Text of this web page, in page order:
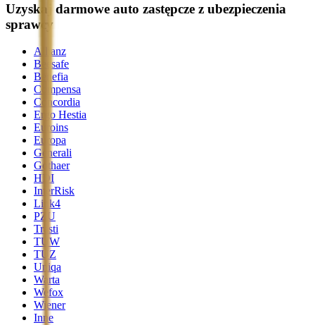
Uzyskaj darmowe auto zastępcze z ubezpieczenia
sprawcy
Allianz
Beesafe
Benefia
Compensa
Concordia
Ergo Hestia
Euroins
Europa
Generali
Gothaer
HDI
InterRisk
Link4
PZU
Trasti
TUW
TUZ
Uniqa
Warta
Wefox
Wiener
Inne